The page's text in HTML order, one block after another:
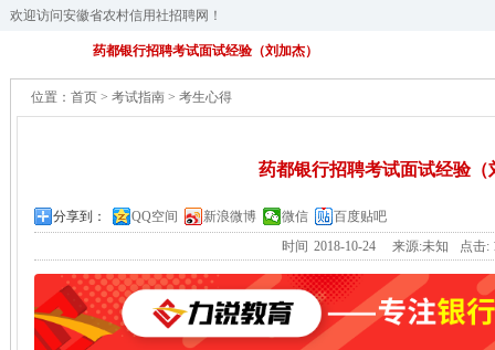
欢迎访问安徽省农村信用社招聘网！
药都银行招聘考试面试经验（刘加杰）
位置： 首页 > 考试指南 > 考生心得
药都银行招聘考试面试经验（
分享到： QQ空间 新浪微博 微信
百度贴吧
时间 2018-10-24 来源:未知 点击: